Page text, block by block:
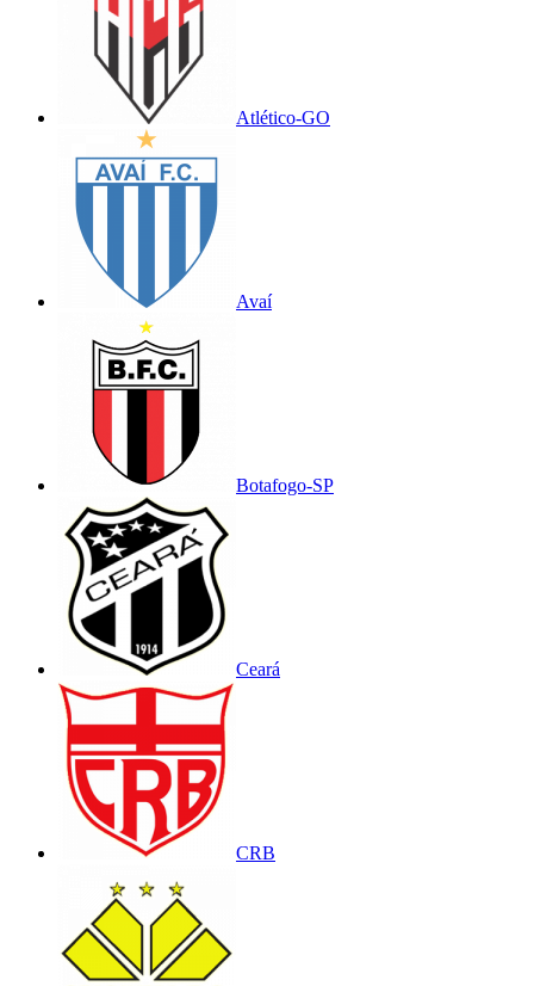
Atlético-GO
Avaí
Botafogo-SP
Ceará
CRB